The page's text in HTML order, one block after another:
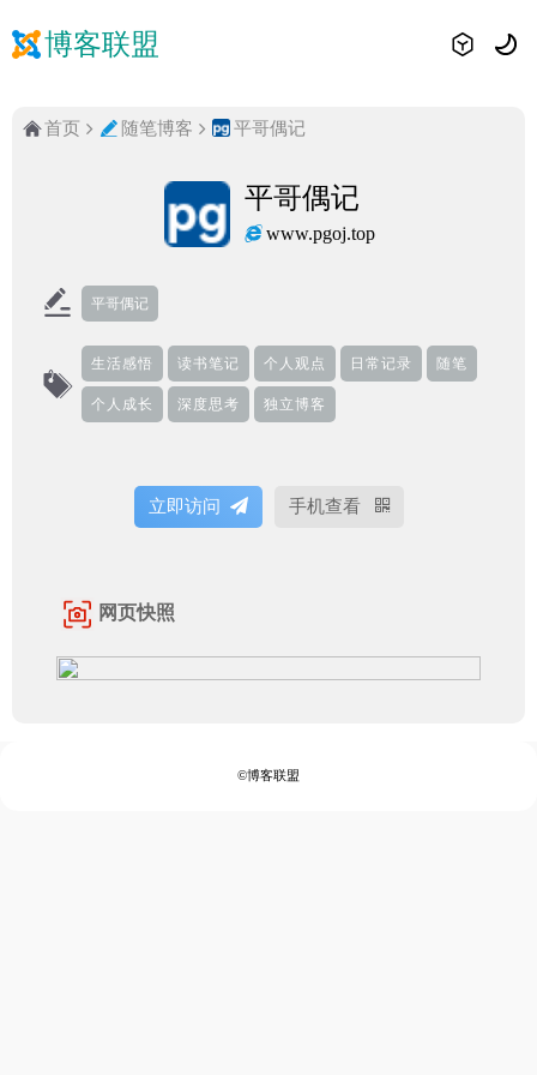
博客联盟
首页 随笔博客 平哥偶记
平哥偶记
www.pgoj.top
平哥偶记
生活感悟 读书笔记 个人观点 日常记录 随笔
个人成长 深度思考 独立博客
立即访问 手机查看
网页快照
©博客联盟